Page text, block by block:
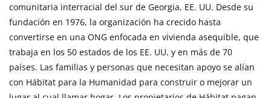
comunitaria interracial del sur de Georgia, EE. UU. Desde su
fundación en 1976, la organización ha crecido hasta
convertirse en una ONG enfocada en vivienda asequible, que
trabaja en los 50 estados de los EE. UU. y en más de 70
países. Las familias y personas que necesitan apoyo se alían
con Hábitat para la Humanidad para construir o mejorar un